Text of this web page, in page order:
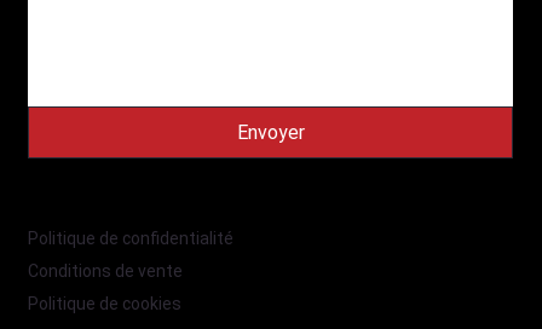
Envoyer
Politique de confidentialité
Conditions de vente
Politique de cookies